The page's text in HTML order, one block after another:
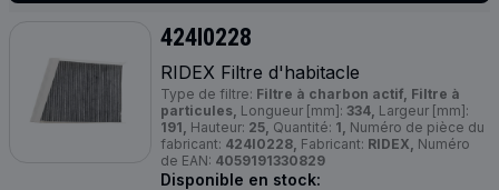
424I0228
RIDEX Filtre d'habitacle
Type de filtre: Filtre à charbon actif, Filtre à
particules, Longueur [mm]: 334, Largeur [mm]:
191, Hauteur: 25, Quantité: 1, Numéro de pièce du
fabricant: 424I0228, Fabricant: RIDEX, Numéro
de EAN: 4059191330829
Disponible en stock: